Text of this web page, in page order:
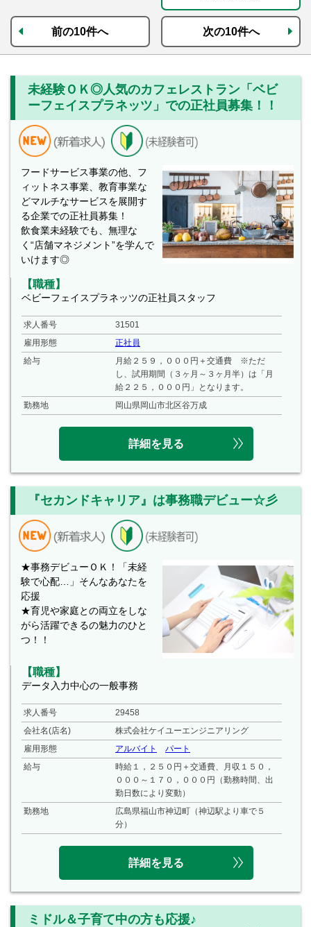
前の10件へ 次の10件へ
未経験ＯＫ◎人気のカフェレストラン「ベビ
ーフェイスプラネッツ」での正社員募集！！
フードサービス事業の他、フ
ィットネス事業、教育事業な
どマルチなサービスを展開す
る企業での正社員募集！
飲食業未経験でも、無理な
く“店舗マネジメント”を学んで
いけます◎
【職種】
ベビーフェイスプラネッツの正社員スタッフ
求人番号
31501
雇用形態
正社員
給与
月給２５９，０００円＋交通費 ※ただ
し、試用期間（３ヶ月～３ヶ月半）は「月
給２２５，０００円」となります。
勤務地
岡山県岡山市北区谷万成
詳細を見る
『セカンドキャリア』は事務職デビュー☆彡
★事務デビューＯＫ！「未経
験で心配…」そんなあなたを
応援
★育児や家庭との両立をしな
がら活躍できるの魅力のひと
つ！！
【職種】
データ入力中心の一般事務
求人番号
29458
会社名(店名)
株式会社ケイユーエンジニアリング
雇用形態
アルバイト
パート
給与
時給１，２５０円＋交通費、月収１５０，
０００～１７０，０００円（勤務時間、出
勤日数により変動）
勤務地
広島県福山市神辺町（神辺駅より車で５
分）
詳細を見る
ミドル＆子育て中の方も応援♪